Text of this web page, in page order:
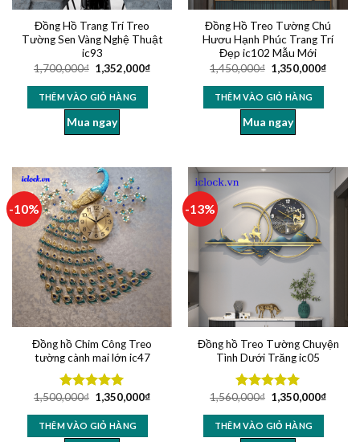
Đồng Hồ Trang Trí Treo
Tường Sen Vàng Nghệ Thuật
ic93
1,700,000₫ 1,352,000₫
THÊM VÀO GIỎ HÀNG
Mua ngay
Đồng Hồ Treo Tường Chú
Hươu Hạnh Phúc Trang Trí
Đẹp ic102 Mẫu Mới
1,450,000₫ 1,350,000₫
THÊM VÀO GIỎ HÀNG
Mua ngay
-10%
Đồng hồ Chim Công Treo
tường cành mai lớn ic47
Được xếp
5 sao
1,500,000₫ 1,350,000₫
THÊM VÀO GIỎ HÀNG
-13%
Đồng hồ Treo Tường Chuyện
Tình Dưới Trăng ic05
Được xếp
5 sao
1,560,000₫ 1,350,000₫
THÊM VÀO GIỎ HÀNG